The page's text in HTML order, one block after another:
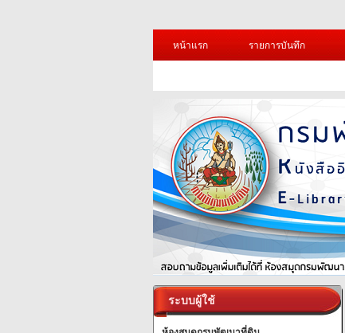
หน้าแรก
รายการบันทึก
ระบบผู้ใช้